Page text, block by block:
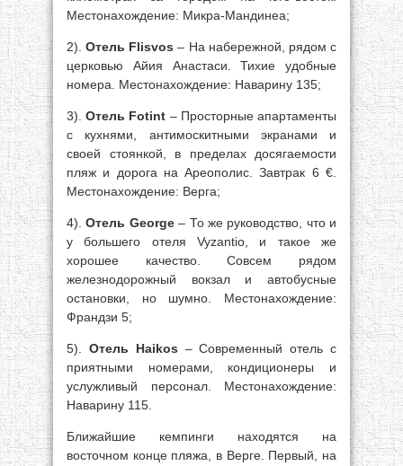
Местонахождение: Микра-Мандинеа;
2).Отель Flisvos – На набережной, рядом с
церковью Айия Анастаси. Тихие удобные
номера. Местонахождение: Наварину 135;
3).Отель Fotint – Просторные апартаменты
с кухнями, антимоскитными экранами и
своей стоянкой, в пределах досягаемости
пляж и дорога на Ареополис. Завтрак 6 €.
Местонахождение: Верга;
4).Отель George– То же руководство, что и
у большего отеля Vyzantio, и такое же
хорошее качество. Совсем рядом
железнодорожный вокзал и автобусные
остановки, но шумно. Местонахождение:
Франдзи 5;
5). Отель Haikos – Современный отель с
приятными номерами, кондиционеры и
услужливый персонал. Местонахождение:
Наварину 115.
Ближайшие кемпинги находятся на
восточном конце пляжа, в Верге. Первый, на